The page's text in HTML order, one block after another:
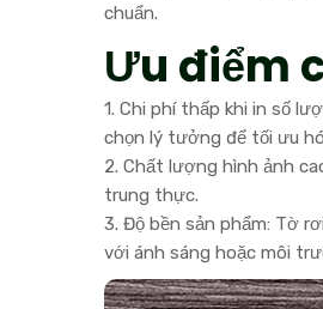
chuẩn.
Ưu điểm
1. Chi phí thấp khi in số
chọn lý tưởng để tối ưu
2. Chất lượng hình ảnh
trung thực.
3. Độ bền sản phẩm: Tờ
với ánh sáng hoặc môi